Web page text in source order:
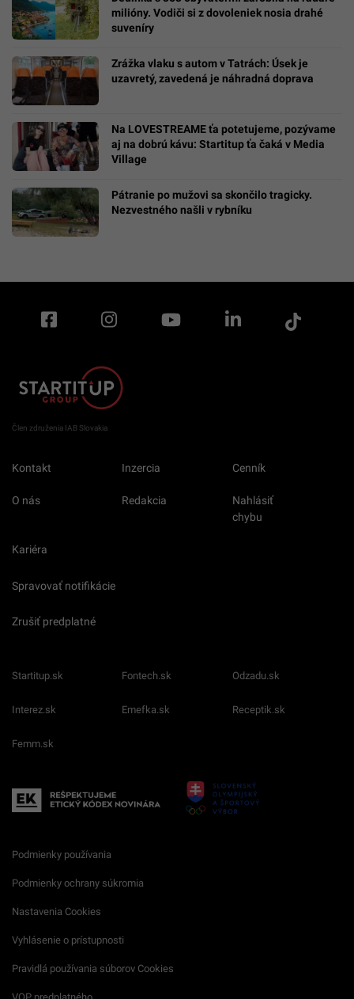
milióny. Vodiči si z dovoleniek nosia drahé
suveníry
Zrážka vlaku s autom v Tatrách: Úsek je
uzavretý, zavedená je náhradná doprava
Na LOVESTREAME ťa potetujeme, pozývame
aj na dobrú kávu: Startitup ťa čaká v Media
Village
Pátranie po mužovi sa skončilo tragicky.
Nezvestného našli v rybníku
Člen združenia IAB Slovakia
Kontakt Inzercia Cenník
O nás Redakcia
Nahlásiť
chybu
Kariéra
Spravovať notifikácie
Zrušiť predplatné
Startitup.sk Fontech.sk Odzadu.sk
Interez.sk Emefka.sk Receptik.sk
Femm.sk
Podmienky používania
Podmienky ochrany súkromia
Nastavenia Cookies
Vyhlásenie o prístupnosti
Pravidlá používania súborov Cookies